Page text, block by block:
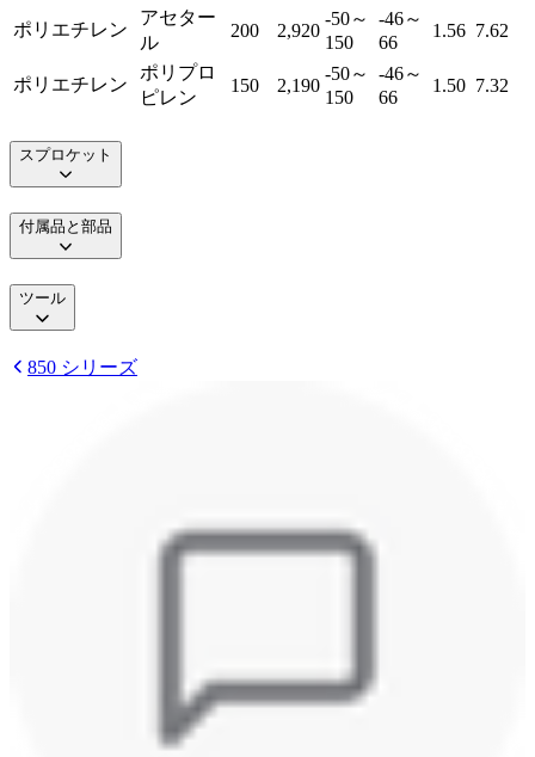
ポリエチレン
アセター
ル
200 2,920
-50～
150
-46～
66
1.56 7.62
ポリエチレン
ポリプロ
ピレン
150 2,190
-50～
150
-46～
66
1.50 7.32
スプロケット
付属品と部品
ツール
850 シリーズ